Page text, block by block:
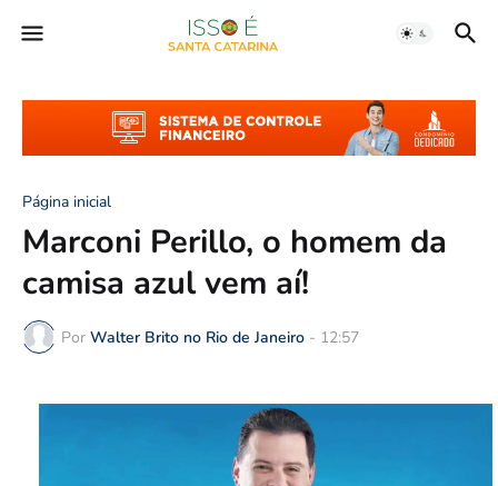
Página inicial
Marconi Perillo, o homem da
camisa azul vem aí!
Por Walter Brito no Rio de Janeiro - 12:57